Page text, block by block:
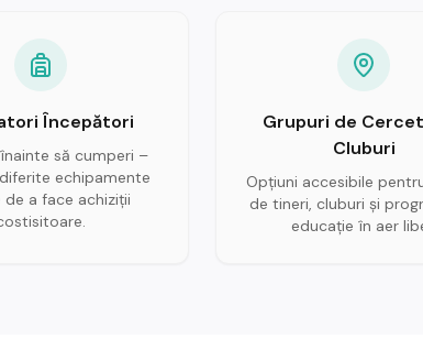
Începători
să cumperi –
echipamente
de a face achiziții
Grupuri de
Cluburi
Opțiuni accesibile
de tineri, cluburi și
educație în aer